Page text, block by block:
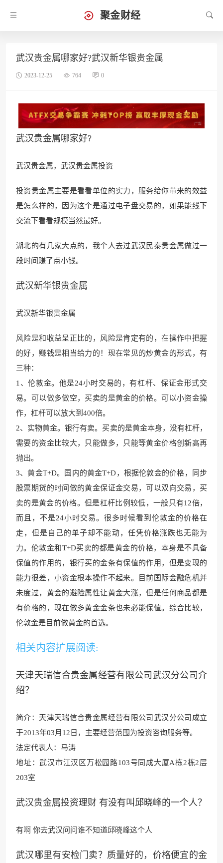
聚金财经
武汉贵金属哪家好?武汉新华银贵金属
2023-12-25 764 0
武汉贵金属哪家好?
武汉贵金属，武汉贵金属投资
投资贵金属主要是看看单位的实力，服务给你带来的效益
是怎么样的，因为这个是通过电子盘交易的，如果能线下
交流下看看规模当然最好。
湖北的有几家大点的，我个人去过武汉民泰贵金属做过一
段时间赚了点小钱。
武汉新华银贵金属
武汉新华银贵金属
风险是和收益呈正比的，风险是肯定有的，在操作中把握
的好，赚钱是相当给力的！现在常见的炒黄金的形式，有
三种：
1、伦敦金。他是24小时交易的，有杠杆、保证金形式交
易。可以做多做空，买卖的是黄金的价格。可以小资金操
作，杠杆可以放大到400倍。
2、实物黄金。银行有卖。买卖的是黄金本身，没有杠杆，
需要的资金比较大，只能做多，只能等黄金价格创新高再
抛出。
3、黄金T+D。国内的黄金T+D，根据伦敦金的价格，同步
股票期货的时间做的黄金保证金交易，可以双向交易，买
卖的是黄金的价格。但是杠杆比例较低，一般只有12倍，
而且，不是24小时交易。很多时候看到伦敦金的价格在
走，但是自己的单子却不能动，任凭价格涨跌也无能为
力。伦敦金和T+D买卖的都是黄金的价格，本身是不具备
保值的作用的，银行买的金条有保值的作用，但是变现的
能力很差，小资金根本操作不起来。目前国际金融危机并
未度过，黄金的避险属性让黄金大涨，但是任何商品都是
有价格的，现在做多黄金金条也未必能保值。综合比较，
伦敦金是目前做黄金的首选。
相关内容扩展阅读:
天津天瑞信合贵金属经营有限公司武汉分公司介
绍？
简介：天津天瑞信合贵金属经营有限公司武汉分公司成立
于2013年03月12日，主要经营范围为投资咨询服务等。
法定代表人：马涛
地址：武汉市江汉区 万松园路103号同成大厦A栋2栋2层
203室
武汉贵金属投资理财 有没有叫邱晓峰的一个人？
有啊 你去武汉问问谁不知道邱晓峰这个人
武汉哪里有安检门卖？质量好的，价格便宜的金